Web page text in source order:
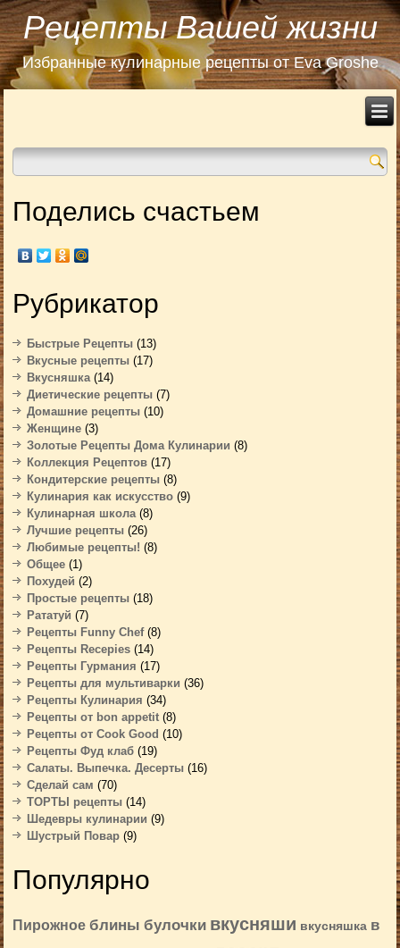
Рецепты Вашей жизни
Избранные кулинарные рецепты от Eva Groshe
Поделись счастьем
Рубрикатор
Быстрые Рецепты (13)
Вкусные рецепты (17)
Вкусняшка(14)
Диетические рецепты (7)
Домашние рецепты (10)
Женщине (3)
Золотые Рецепты Дома Кулинарии (8)
Коллекция Рецептов (17)
Кондитерские рецепты (8)
Кулинария как искусство (9)
Кулинарная школа(8)
Лучшие рецепты (26)
Любимые рецепты! (8)
Общее (1)
Похудей (2)
Простые рецепты (18)
Рататуй (7)
Рецепты Funny Chef(8)
Рецепты Recepies (14)
Рецепты Гурмания (17)
Рецепты для мультиварки (36)
Рецепты Кулинария (34)
Рецепты от bon appetit (8)
Рецепты от Cook Good (10)
Рецепты Фуд клаб (19)
Салаты. Выпечка. Десерты (16)
Сделай сам (70)
ТОРТЫ рецепты (14)
Шедевры кулинарии (9)
Шустрый Повар (9)
Популярно
Пирожное блины булочки вкусняши вкусняшка в